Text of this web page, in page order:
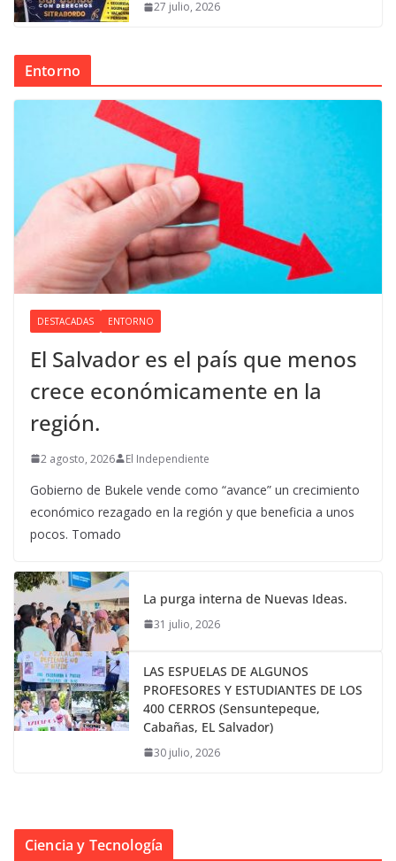
27 julio, 2026
Entorno
DESTACADAS ENTORNO
El Salvador es el país que menos
crece económicamente en la
región.
2 agosto, 2026 El Independiente
Gobierno de Bukele vende como “avance” un crecimiento
económico rezagado en la región y que beneficia a unos
pocos. Tomado
La purga interna de Nuevas Ideas.
31 julio, 2026
LAS ESPUELAS DE ALGUNOS
PROFESORES Y ESTUDIANTES DE LOS
400 CERROS (Sensuntepeque,
Cabañas, EL Salvador)
30 julio, 2026
Ciencia y Tecnología